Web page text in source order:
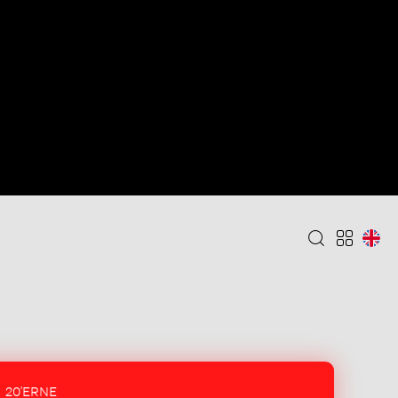
20'ERNE